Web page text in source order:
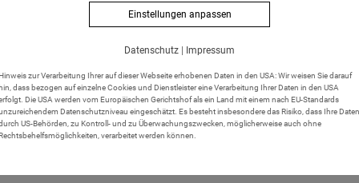
Einstellungen anpassen
Datenschutz Impressum
Hinweis zur Verarbeitung Ihrer auf dieser Webseite erhobenen Daten in den USA: Wir weisen Sie darauf
hin, dass bezogen auf einzelne Cookies und Dienstleister eine Verarbeitung Ihrer Daten in den USA
Die USA werden vom Europäischen Gerichtshof als ein Land mit einem nach EU-Standards
Datenschutzniveau eingeschätzt. Es besteht insbesondere das Risiko, dass Ihre Daten
US-Behörden, zu Kontroll- und zu Überwachungszwecken, möglicherweise auch ohne
Rechtsbehelfsmöglichkeiten, verarbeitet werden können.